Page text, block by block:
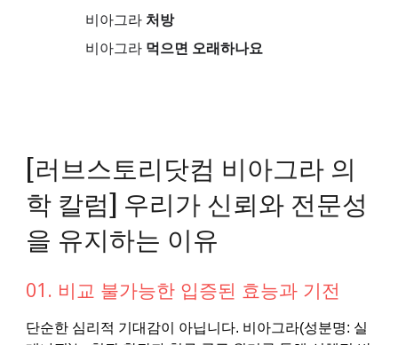
비아그라 처방
비아그라 먹으면 오래하나요
[러브스토리닷컴 비아그라 의
학 칼럼] 우리가 신뢰와 전문성
을 유지하는 이유
01. 비교 불가능한 입증된 효능과 기전
단순한 심리적 기대감이 아닙니다. 비아그라(성분명: 실